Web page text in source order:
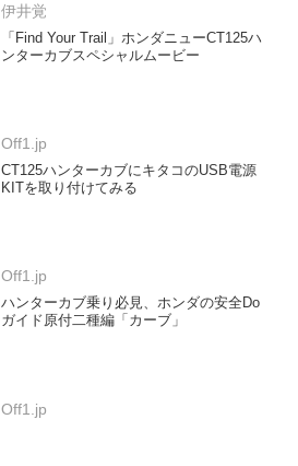
伊井覚
「Find Your Trail」ホンダニューCT125ハ
ンターカブスペシャルムービー
Off1.jp
CT125ハンターカブにキタコのUSB電源
KITを取り付けてみる
Off1.jp
ハンターカブ乗り必見、ホンダの安全Do
ガイド原付二種編「カーブ」
Off1.jp